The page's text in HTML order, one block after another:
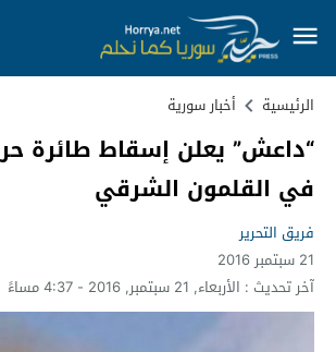
الرئيسية أخبار سورية
“داعش” يعلن إسقاط طائرة
في القلمون الشرقي
فريق التحرير
21 سبتمبر 2016
آخر تحديث : الأربعاء, 21 سبتمبر, 2016 - 4:37 مساءً